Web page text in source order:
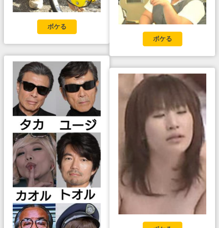
ボケる
ボケる